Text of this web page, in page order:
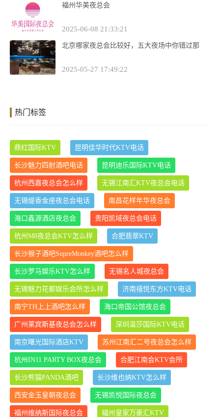
福州华美夜总会
2025-06-08 21:33:21
北京哪家夜总会比较好，五大夜场中你错过那
2025-05-27 17:49:22
热门标签
鼎红国际KTV 昆明佳华时代KTV电话
长沙魅力四射酒吧电话 昆明迪乐国际KTV电话
杭州西嘉夜总会怎么样 无锡江南汇KTV夜总会电话
无锡缇香金座夜总会电话 南昌花样年华夜总会
海口鑫源酒店夜总会 贵阳凯域夜总会电话
杭州M8夜总会KTV怎么样 合肥翡翠KTV
长沙猴子酒吧SupreMonkey酒吧怎么样
长沙罗马娱乐KTV怎么样 无锡名人城夜总会
无锡魅力花都娱乐会所怎么样 济南禧悦东方KTV电话
南宁TH上上酒吧怎么样 海口帝国公馆夜总会
广州莱宾斯基夜总会怎么样 深圳温莎国际KTV电话
南京曙光国际酒店KTV 苏州江南汇二号夜总会怎么样
杭州IN11 PARTY BOX夜总会 合肥江南会KTV会所
长沙熊猫PANDA酒吧 长沙维也纳KTV怎么样
西安金玉皇朝夜总会 无锡凯悦国际夜总会
福州维纳斯国际夜总会 福州皇家万豪汇KTV